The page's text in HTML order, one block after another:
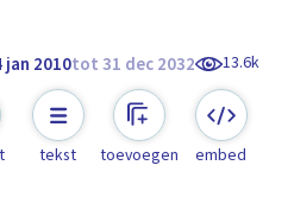
jan 2010tot 31 dec 2032 13.6k
tekst toevoegen embed